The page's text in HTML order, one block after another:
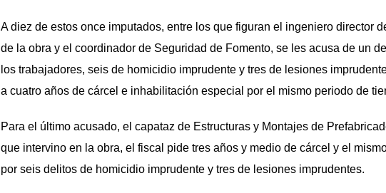
A diez de estos once imputados, entre los que figuran el ingeniero director
de la obra y el coordinador de Seguridad de Fomento, se les acusa de un
los trabajadores, seis de homicidio imprudente y tres de lesiones
a cuatro años de cárcel e inhabilitación especial por el mismo periodo de
Para el último acusado, el capataz de Estructuras y Montajes de
que intervino en la obra, el fiscal pide tres años y medio de cárcel y el
por seis delitos de homicidio imprudente y tres de lesiones imprudentes.